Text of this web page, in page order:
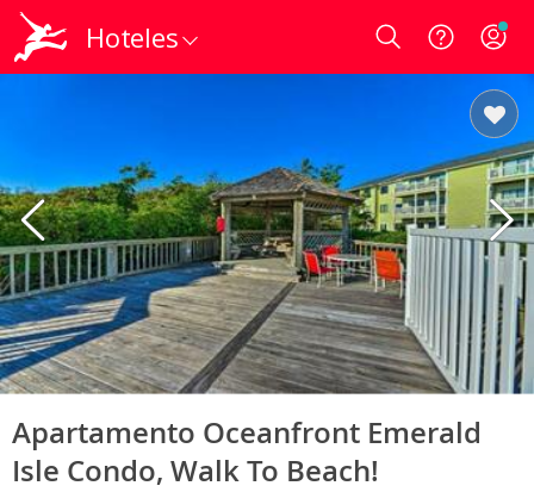
Hoteles Login
Apartamento Oceanfront Emerald
Isle Condo, Walk To Beach!